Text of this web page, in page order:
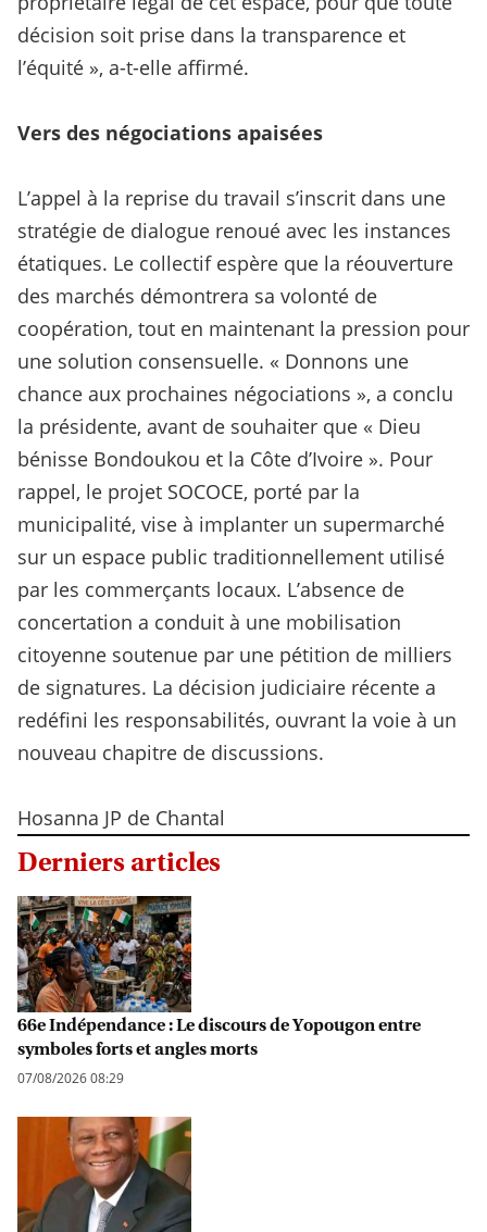
décision soit prise dans la transparence et
l’équité », a-t-elle affirmé.
Vers des négociations apaisées
L’appel à la reprise du travail s’inscrit dans une
stratégie de dialogue renoué avec les instances
étatiques. Le collectif espère que la réouverture
des marchés démontrera sa volonté de
coopération, tout en maintenant la pression pour
une solution consensuelle. « Donnons une
chance aux prochaines négociations », a conclu
la présidente, avant de souhaiter que « Dieu
bénisse Bondoukou et la Côte d’Ivoire ». Pour
rappel, le projet SOCOCE, porté par la
municipalité, vise à implanter un supermarché
sur un espace public traditionnellement utilisé
par les commerçants locaux. L’absence de
concertation a conduit à une mobilisation
citoyenne soutenue par une pétition de milliers
de signatures. La décision judiciaire récente a
redéfini les responsabilités, ouvrant la voie à un
nouveau chapitre de discussions.
Hosanna JP de Chantal
Derniers articles
66e Indépendance : Le discours de Yopougon entre
symboles forts et angles morts
07/08/2026 08:29